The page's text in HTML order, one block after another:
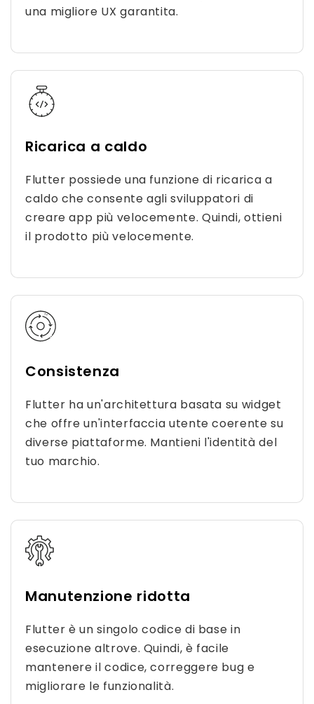
una migliore UX garantita.
Ricarica a caldo
Flutter possiede una funzione di ricarica a
caldo che consente agli sviluppatori di
creare app più velocemente. Quindi, ottieni
il prodotto più velocemente.
Consistenza
Flutter ha un'architettura basata su widget
che offre un'interfaccia utente coerente su
diverse piattaforme. Mantieni l'identità del
tuo marchio.
Manutenzione ridotta
Flutter è un singolo codice di base in
esecuzione altrove. Quindi, è facile
mantenere il codice, correggere bug e
migliorare le funzionalità.